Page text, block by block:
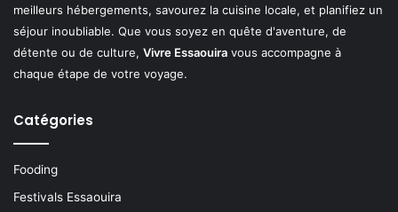
meilleurs hébergements, savourez la cuisine locale, et planifiez un
séjour inoubliable. Que vous soyez en quête d'aventure, de
détente ou de culture, Vivre Essaouira vous accompagne à
chaque étape de votre voyage.
Catégories
Fooding
Festivals Essaouira